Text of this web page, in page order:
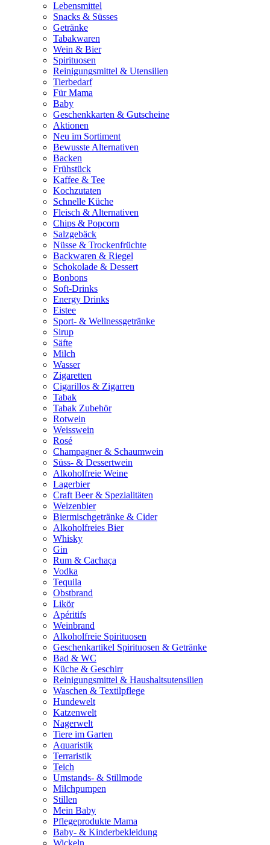
Lebensmittel
Snacks & Süsses
Getränke
Tabakwaren
Wein & Bier
Spirituosen
Reinigungsmittel & Utensilien
Tierbedarf
Für Mama
Baby
Geschenkkarten & Gutscheine
Aktionen
Neu im Sortiment
Bewusste Alternativen
Backen
Frühstück
Kaffee & Tee
Kochzutaten
Schnelle Küche
Fleisch & Alternativen
Chips & Popcorn
Salzgebäck
Nüsse & Trockenfrüchte
Backwaren & Riegel
Schokolade & Dessert
Bonbons
Soft-Drinks
Energy Drinks
Eistee
Sport- & Wellnessgetränke
Sirup
Säfte
Milch
Wasser
Zigaretten
Cigarillos & Zigarren
Tabak
Tabak Zubehör
Rotwein
Weisswein
Rosé
Champagner & Schaumwein
Süss- & Dessertwein
Alkoholfreie Weine
Lagerbier
Craft Beer & Spezialitäten
Weizenbier
Biermischgetränke & Cider
Alkoholfreies Bier
Whisky
Gin
Rum & Cachaça
Vodka
Tequila
Obstbrand
Likör
Apéritifs
Weinbrand
Alkoholfreie Spirituosen
Geschenkartikel Spirituosen & Getränke
Bad & WC
Küche & Geschirr
Reinigungsmittel & Haushaltsutensilien
Waschen & Textilpflege
Hundewelt
Katzenwelt
Nagerwelt
Tiere im Garten
Aquaristik
Terraristik
Teich
Umstands- & Stillmode
Milchpumpen
Stillen
Mein Baby
Pflegeprodukte Mama
Baby- & Kinderbekleidung
Wickeln